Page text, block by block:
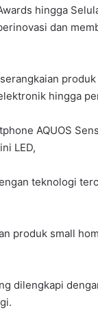
hingga
dan
hingga
AQUOS
LED,
teknologi
produk small
dilengkapi